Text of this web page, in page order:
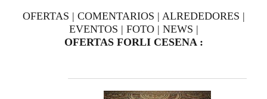
OFERTAS | COMENTARIOS | ALREDEDORES |
EVENTOS | FOTO| NEWS |
OFERTAS FORLI CESENA :